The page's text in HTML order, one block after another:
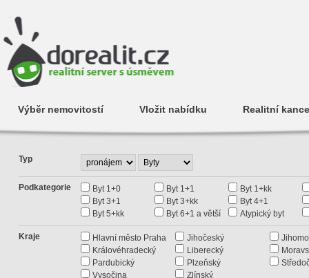
Výběr nemovitostí Vložit nabídku Realitní
Typ
Podkategorie Byt 1+0 Byt 1+1
Byt 1+kk
Byt 3+1
Byt 3+kk
Byt 4+1
Byt 5+kk
Byt 6+1 a větší Atypický byt
Kraje Hlavní město Praha Jihočeský
Královéhradecký
Liberecký
Pardubický
Plzeňský
Vysočina
Zlínský